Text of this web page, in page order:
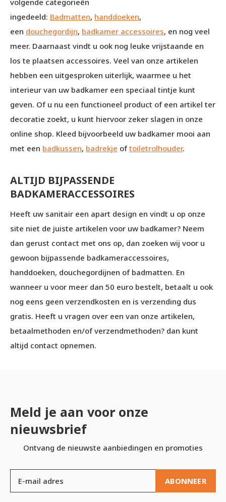
ingedeeld: Badmatten, handdoeken,
een douchegordijn, badkamer accessoires, en nog veel
meer. Daarnaast vindt u ook nog leuke vrijstaande en
los te plaatsen accessoires. Veel van onze artikelen
hebben een uitgesproken uiterlijk, waarmee u het
interieur van uw badkamer een speciaal tintje kunt
geven. Of u nu een functioneel product of een artikel ter
decoratie zoekt, u kunt hiervoor zeker slagen in onze
online shop. Kleed bijvoorbeeld uw badkamer mooi aan
met een badkussen, badrekje oftoiletrolhouder.
ALTIJD BIJPASSENDE
BADKAMERACCESSOIRES
Heeft uw sanitair een apart design en vindt u op onze
site niet de juiste artikelen voor uw badkamer? Neem
dan gerust contact met ons op, dan zoeken wij voor u
gewoon bijpassende badkameraccessoires,
handdoeken, douchegordijnen of badmatten. En
wanneer u voor meer dan 50 euro bestelt, betaalt u ook
nog eens geen verzendkosten en is verzending dus
gratis. Heeft u vragen over een van onze artikelen,
betaalmethoden en/of verzendmethoden? dan kunt
altijd contact opnemen.
Meld je aan voor onze
nieuwsbrief
Ontvang de nieuwste aanbiedingen en promoties
ABONNEER